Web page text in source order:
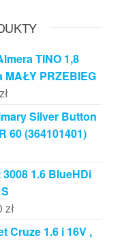
TINO 1,8
MAŁY PRZEBIEG
zł
Silver Button
60 (364101401)
1.6 BlueHDi
zł
Cruze 1.6 i 16V ,